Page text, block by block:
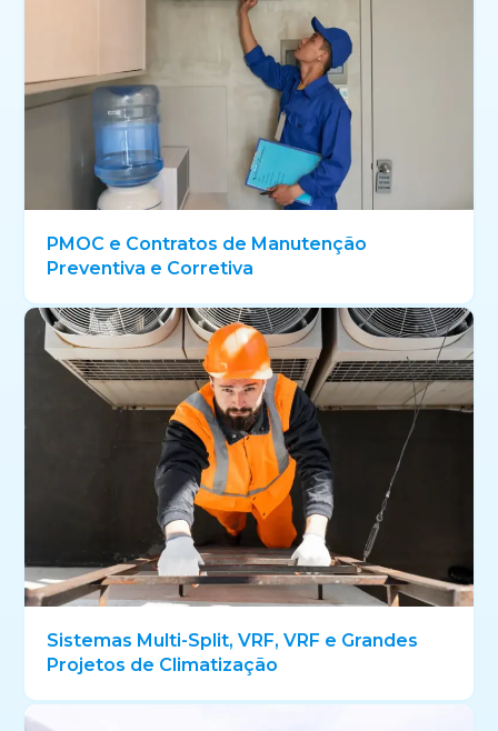
PMOC e Contratos de Manutenção
Preventiva e Corretiva
Sistemas Multi-Split, VRF, VRF e Grandes
Projetos de Climatização